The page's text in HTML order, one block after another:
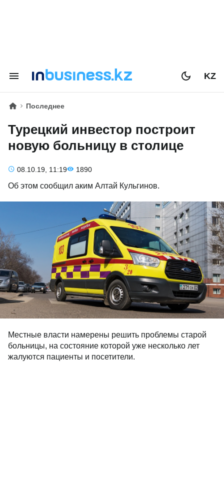
KZ
Последнее
Турецкий инвестор построит
новую больницу в столице
08.10.19, 11:19 1890
Об этом сообщил аким Алтай Кульгинов.
Местные власти намерены решить проблемы старой
больницы, на состояние которой уже несколько лет
жалуются пациенты и посетители.